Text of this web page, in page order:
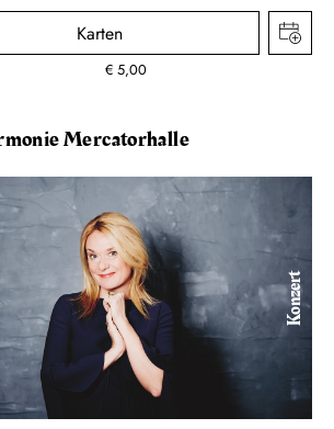
Karten
€ 5,00
Mercatorhalle
Konzert